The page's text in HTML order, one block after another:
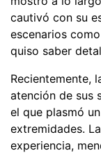
cautivó con su
escenarios
quiso saber
Recientemente,
atención de sus
el que plasmó
extremidades.
experiencia,